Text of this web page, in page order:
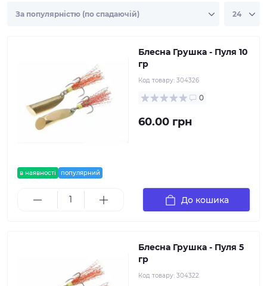
в наявності популярний
Блесна Грушка - Пуля 10
гр
Код товару: 304326
0
60.00 грн
До кошика
Блесна Грушка - Пуля 5
гр
Код товару: 304322